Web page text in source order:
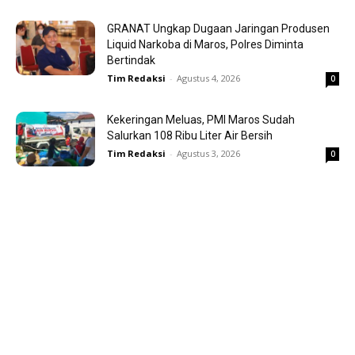
GRANAT Ungkap Dugaan Jaringan Produsen
Liquid Narkoba di Maros, Polres Diminta
Bertindak
Tim Redaksi - Agustus 4, 2026 0
Kekeringan Meluas, PMI Maros Sudah
Salurkan 108 Ribu Liter Air Bersih
Tim Redaksi - Agustus 3, 2026 0